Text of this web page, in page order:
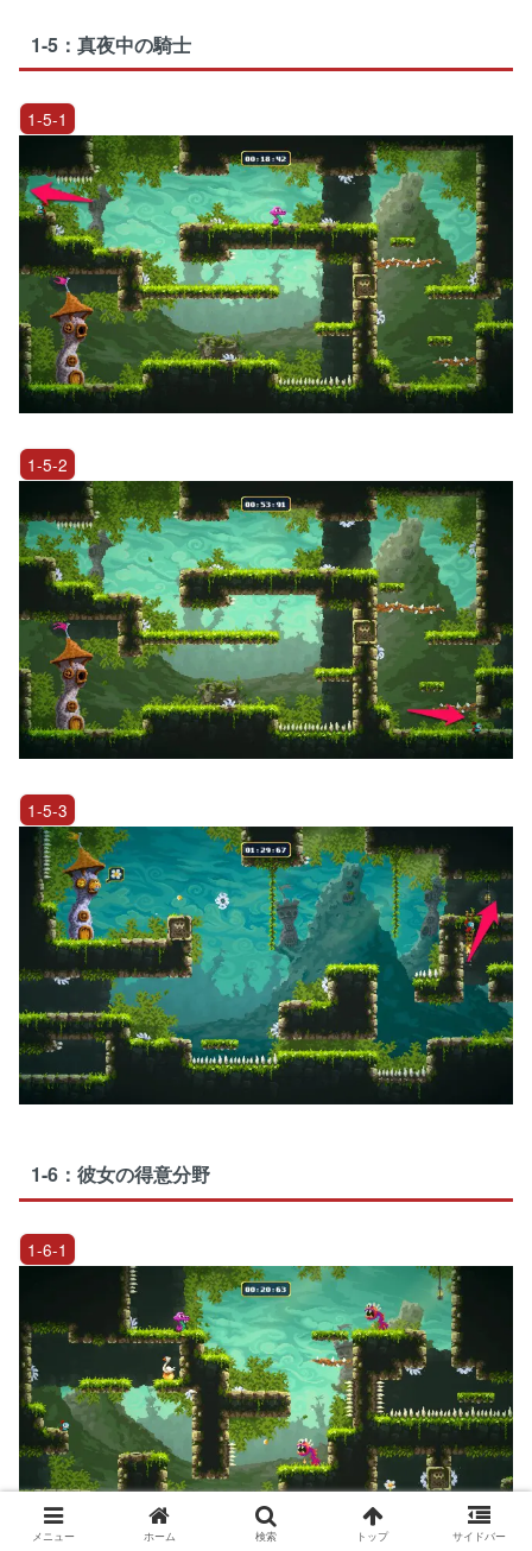
1-5：真夜中の騎士
1-5-1
1-5-2
1-5-3
1-6：彼女の得意分野
1-6-1
メニュー ホーム 検索 トップ サイドバー